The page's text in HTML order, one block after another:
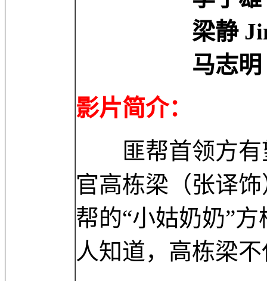
梁静 Jing
马志明
影片简介：
匪帮首领方有
官高栋梁（张译
帮的“小姑奶奶”
人知道，高栋梁